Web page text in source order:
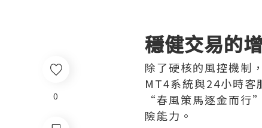
0
穩健交易的
除了硬核的風控機制
MT4系統與24小時客
“春風策馬逐金而行
險能力。